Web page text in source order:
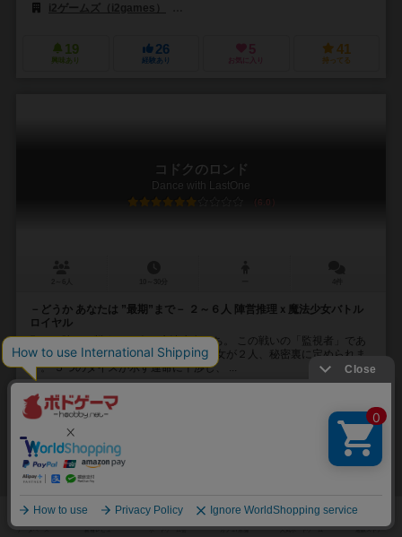
i2ゲームズ（i2games）
19
興味あり
26
経験あり
5
お気に入り
41
持ってる
コドクのロンド
Dance with LastOne
6.0
－どうか あなたは ”最期”まで－ ２～６人 陣営推理ｘ魔法少女バトル
ロイヤル
願いを賭けて戦う、５人の魔法少女たち。 この戦いの「監視者」であ
る各プレイヤーには、 護るべき魔法少女が２人、秘密裏に定められま
す。 ５つのダイスが示す運命に干渉し、 ...
ハセガワ(hasegawa)
水野都
メイドインポケット(madeinpocket)（Made in pocket）
35
興味あり